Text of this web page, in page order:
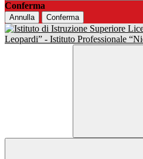
Conferma
Annulla Conferma